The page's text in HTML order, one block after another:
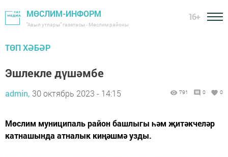
МӨСЛИМ-ИНФОРМ
"Авыл утлары" газетасы - Мөслим районы
16+
ТӨП ХӘБӘР
Эшлекле дүшәмбе
admin, 30 октябрь 2023 - 14:15 791 0 0
Мөслим муниципаль район башлыгы һәм җитәкчеләр
катнашында атналык киңәшмә узды.